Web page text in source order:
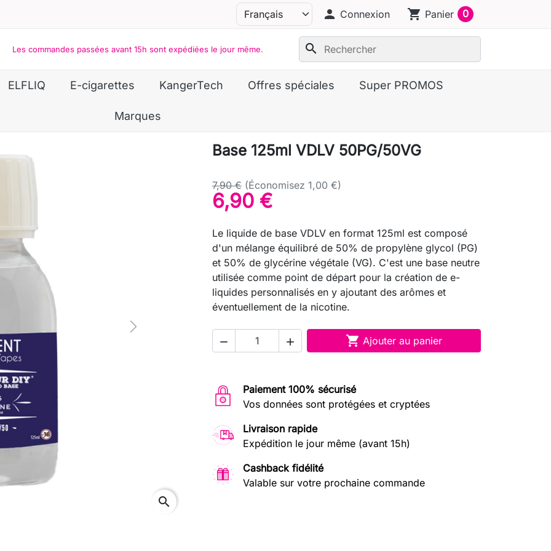
person Connexion shopping_cart Panier 0
Les commandes passées avant 15h sont expédiées le jour même. search
ELFLIQ E-cigarettes KangerTech Offres spéciales Super PROMOS
Marques
Next
Base 125ml VDLV 50PG/50VG
7,90 € (Économisez 1,00 €)
6,90 €
Le liquide de base VDLV en format 125ml est composé
d'un mélange équilibré de 50% de propylène glycol (PG)
et 50% de glycérine végétale (VG). C'est une base neutre
utilisée comme point de départ pour la création de e-
liquides personnalisés en y ajoutant des arômes et
éventuellement de la nicotine.
   Ajouter au panier
Paiement 100% sécurisé
Vos données sont protégées et cryptées
Livraison rapide
Expédition le jour même (avant 15h)
Cashback fidélité
Valable sur votre prochaine commande